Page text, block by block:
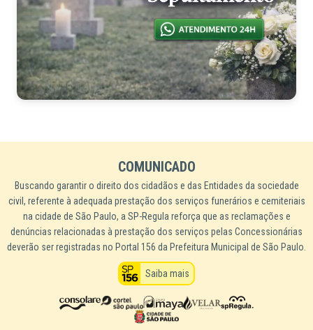
COMUNICADO
Buscando garantir o direito dos cidadãos e das Entidades da sociedade
civil, referente à adequada prestação dos serviços funerários e cemiteriais
na cidade de São Paulo, a SP-Regula reforça que as reclamações e
denúncias relacionadas à prestação dos serviços pelas Concessionárias
deverão ser registradas no Portal 156 da Prefeitura Municipal de São Paulo.
Saiba mais